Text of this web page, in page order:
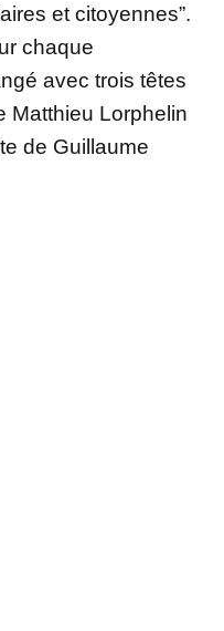
et citoyennes”.
chaque
avec trois têtes
Matthieu Lorphelin
de Guillaume